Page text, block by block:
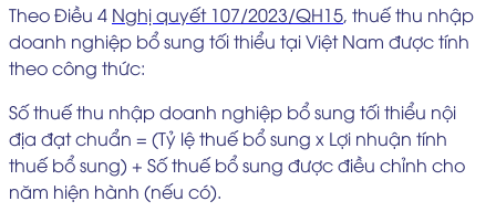
Theo Điều 4 Nghị quyết 107/2023/QH15, thuế thu nhập
doanh nghiệp bổ sung tối thiểu tại Việt Nam được tính
theo công thức:
Số thuế thu nhập doanh nghiệp bổ sung tối thiểu nội
địa đạt chuẩn = (Tỷ lệ thuế bổ sung x Lợi nhuận tính
thuế bổ sung) + Số thuế bổ sung được điều chỉnh cho
năm hiện hành (nếu có).